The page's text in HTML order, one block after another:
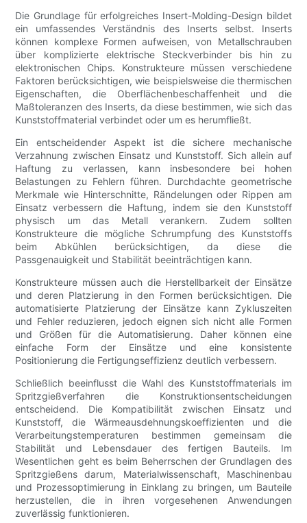
Die Grundlage für erfolgreiches Insert-Molding-Design bildet
ein umfassendes Verständnis des Inserts selbst. Inserts
können komplexe Formen aufweisen, von Metallschrauben
über komplizierte elektrische Steckverbinder bis hin zu
elektronischen Chips. Konstrukteure müssen verschiedene
Faktoren berücksichtigen, wie beispielsweise die thermischen
Eigenschaften, die Oberflächenbeschaffenheit und die
Maßtoleranzen des Inserts, da diese bestimmen, wie sich das
Kunststoffmaterial verbindet oder um es herumfließt.
Ein entscheidender Aspekt ist die sichere mechanische
Verzahnung zwischen Einsatz und Kunststoff. Sich allein auf
Haftung zu verlassen, kann insbesondere bei hohen
Belastungen zu Fehlern führen. Durchdachte geometrische
Merkmale wie Hinterschnitte, Rändelungen oder Rippen am
Einsatz verbessern die Haftung, indem sie den Kunststoff
physisch um das Metall verankern. Zudem sollten
Konstrukteure die mögliche Schrumpfung des Kunststoffs
beim Abkühlen berücksichtigen, da diese die
Passgenauigkeit und Stabilität beeinträchtigen kann.
Konstrukteure müssen auch die Herstellbarkeit der Einsätze
und deren Platzierung in den Formen berücksichtigen. Die
automatisierte Platzierung der Einsätze kann Zykluszeiten
und Fehler reduzieren, jedoch eignen sich nicht alle Formen
und Größen für die Automatisierung. Daher können eine
einfache Form der Einsätze und eine konsistente
Positionierung die Fertigungseffizienz deutlich verbessern.
Schließlich beeinflusst die Wahl des Kunststoffmaterials im
Spritzgießverfahren die Konstruktionsentscheidungen
entscheidend. Die Kompatibilität zwischen Einsatz und
Kunststoff, die Wärmeausdehnungskoeffizienten und die
Verarbeitungstemperaturen bestimmen gemeinsam die
Stabilität und Lebensdauer des fertigen Bauteils. Im
Wesentlichen geht es beim Beherrschen der Grundlagen des
Spritzgießens darum, Materialwissenschaft, Maschinenbau
und Prozessoptimierung in Einklang zu bringen, um Bauteile
herzustellen, die in ihren vorgesehenen Anwendungen
zuverlässig funktionieren.